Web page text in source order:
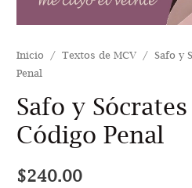
Inicio /Textos de MCV / Safo y
Penal
Safo y
Código Penal
$240.00